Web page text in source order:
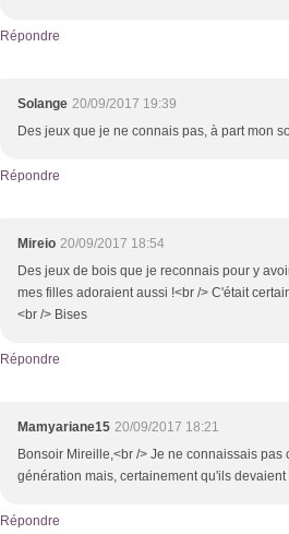
Répondre
Solange 20/09/2017 19:39
Des jeux que je ne connais pas, à part mon
Répondre
Mireio 20/09/2017 18:54
Des jeux de bois que je reconnais pour y
mes filles adoraient aussi !<br /> C'était
<br /> Bises
Répondre
Mamyariane15 20/09/2017 18:21
Bonsoir Mireille,<br /> Je ne connaissais
génération mais, certainement qu'ils
Répondre